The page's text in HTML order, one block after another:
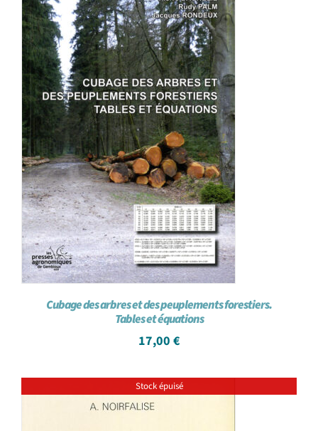
Cubage des arbres et des peuplements forestiers.
Tables et équations
17,00 €
Stock épuisé